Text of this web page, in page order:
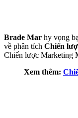
Brade Mar hy vọng
về phân tích Chiến
Chiến lược Marketing
Xem thêm: